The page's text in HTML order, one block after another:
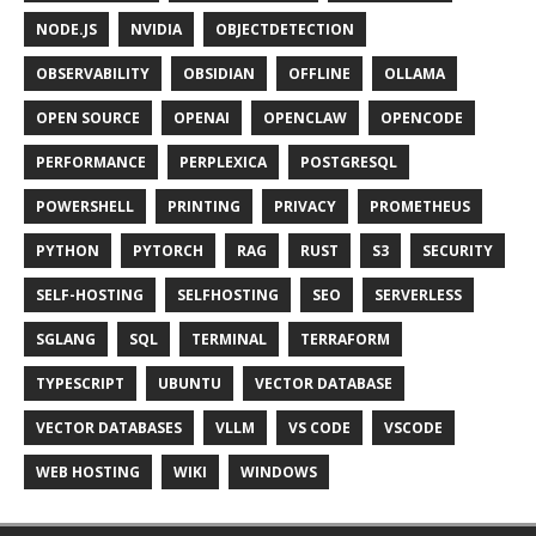
NODE.JS NVIDIA OBJECTDETECTION
OBSERVABILITY OBSIDIAN OFFLINE OLLAMA
OPEN SOURCE OPENAI OPENCLAW OPENCODE
PERFORMANCE PERPLEXICA POSTGRESQL
POWERSHELL PRINTING PRIVACY PROMETHEUS
PYTHON PYTORCH RAG RUST S3 SECURITY
SELF-HOSTING SELFHOSTING SEO SERVERLESS
SGLANG SQL TERMINAL TERRAFORM
TYPESCRIPT UBUNTU VECTOR DATABASE
VECTOR DATABASES VLLM VS CODE VSCODE
WEB HOSTING WIKI WINDOWS